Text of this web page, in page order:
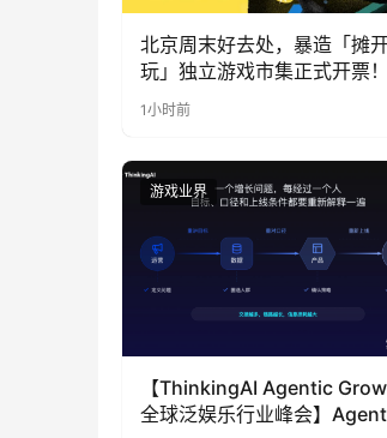
北京周末好去处，暴造「摊
玩」独立游戏市集正式开票！
1小时前
游戏业界
【ThinkingAI Agentic
全球泛娱乐行业峰会】Agent